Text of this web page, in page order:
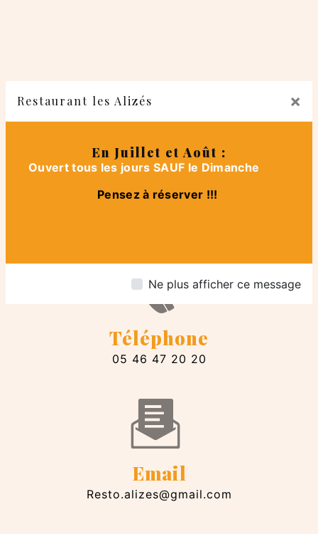
Restaurant les Alizés ×
En Juillet et Août :
Ouvert tous les jours SAUF le Dimanche
Pensez à réserver !!!
Ne plus afficher ce message
Adresse
Téléphone
05 46 47 20 20
Email
resto.alizes@gmail.com